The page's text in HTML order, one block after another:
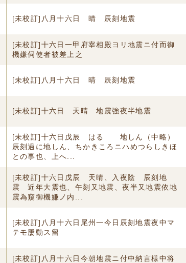
[未校訂]八月十六日 晴 辰刻地震
[未校訂]十六日一甲府宰相殿ヨリ地震ニ付而御
機嫌伺使者被差上之
[未校訂]八月十六日 晴 辰刻地震
[未校訂]十六日 天晴 地震強夜半地震
[未校訂]十六日戊辰 はるゝ 地しん（中略）
辰刻過に地しん、ちかきころニハめつらしきほ
との事也、上へ...
[未校訂]十六日戊辰 天晴、入夜陰 辰刻地
震 近年大震也、午刻又地震、夜半又地震依地
震為窺御機嫌ノ内...
[未校訂]八月十六日尾州一今日辰刻地震夜中マ
テモ屢動ス留
[未校訂]八月十六日今朝地震ニ付中納言様中将